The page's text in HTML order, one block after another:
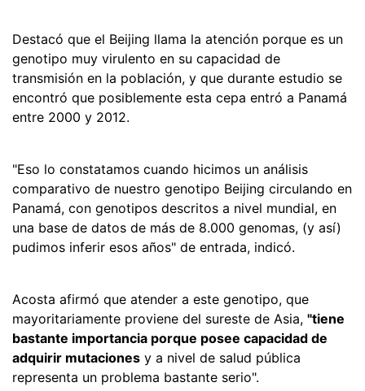
Destacó que el Beijing llama la atención porque es un
genotipo muy virulento en su capacidad de
transmisión en la población, y que durante estudio se
encontró que posiblemente esta cepa entró a Panamá
entre 2000 y 2012.
"Eso lo constatamos cuando hicimos un análisis
comparativo de nuestro genotipo Beijing circulando en
Panamá, con genotipos descritos a nivel mundial, en
una base de datos de más de 8.000 genomas, (y así)
pudimos inferir esos años" de entrada, indicó.
Acosta afirmó que atender a este genotipo, que
mayoritariamente proviene del sureste de Asia, "tiene
bastante importancia porque posee capacidad de
adquirir mutaciones y a nivel de salud pública
representa un problema bastante serio".